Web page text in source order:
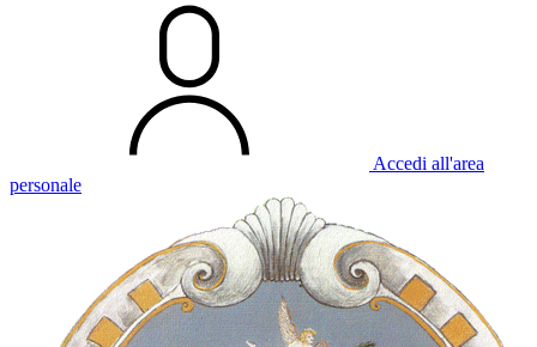
Accedi all'area
personale